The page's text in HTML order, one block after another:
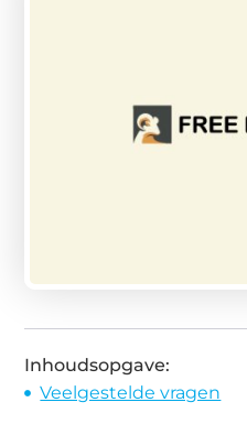
Inhoudsopgave:
Veelgestelde vragen